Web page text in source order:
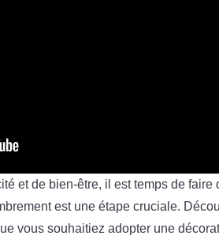
et de bien-être, il est temps de
est une étape cruciale.
vous souhaitiez adopter une